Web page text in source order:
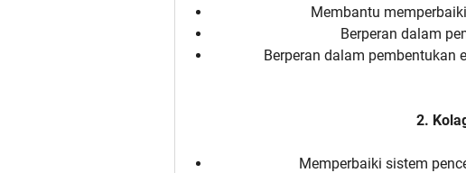
Membantu
Berperan dalam
Berperan dalam pembentukan
2.
Memperbaiki sistem